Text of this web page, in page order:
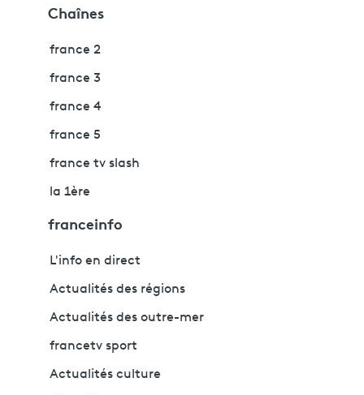
Chaînes
france 2
france 3
france 4
france 5
france tv slash
la 1ère
franceinfo
L'info en direct
Actualités des régions
Actualités des outre-mer
francetv sport
Actualités culture